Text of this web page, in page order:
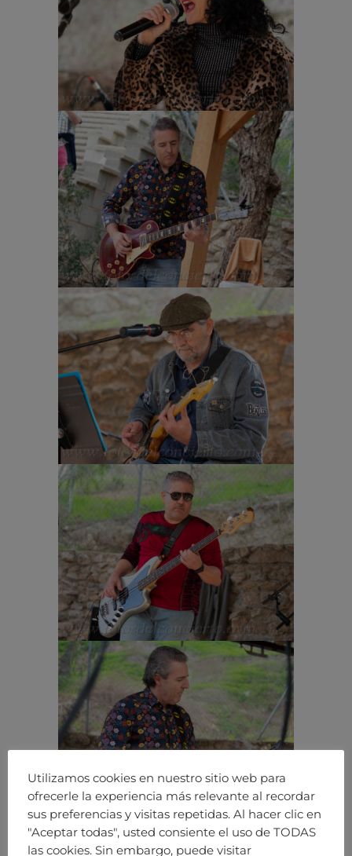
Utilizamos cookies en nuestro sitio web para
ofrecerle la experiencia más relevante al recordar
sus preferencias y visitas repetidas. Al hacer clic en
"Aceptar todas", usted consiente el uso de TODAS
las cookies. Sin embargo, puede visitar